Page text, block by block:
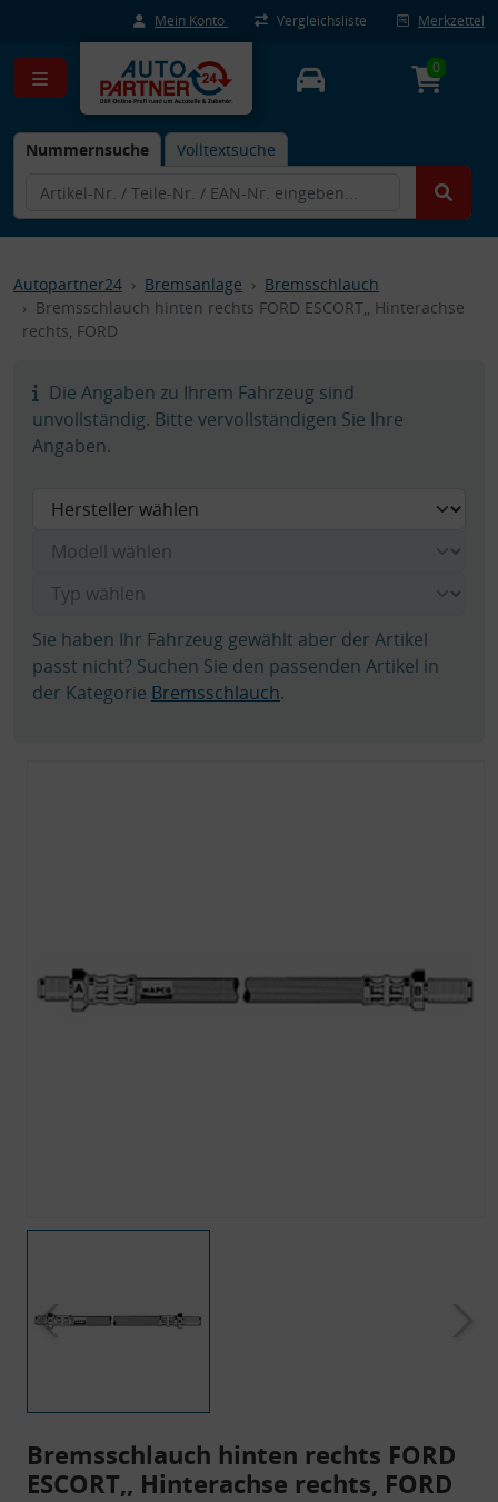
Mein Konto Vergleichsliste Merkzettel
Nummernsuche Volltextsuche
0
Autopartner24 Bremsanlage
Bremsschlauch
Bremsschlauch hinten rechts FORD ESCORT,, Hinterachse
rechts, FORD
Die Angaben zu Ihrem Fahrzeug sind
unvollständig. Bitte vervollständigen Sie Ihre
Angaben.
Sie haben Ihr Fahrzeug gewählt aber der Artikel
passt nicht? Suchen Sie den passenden Artikel in
der Kategorie Bremsschlauch.
Bremsschlauch hinten rechts FORD
ESCORT,, Hinterachse rechts, FORD